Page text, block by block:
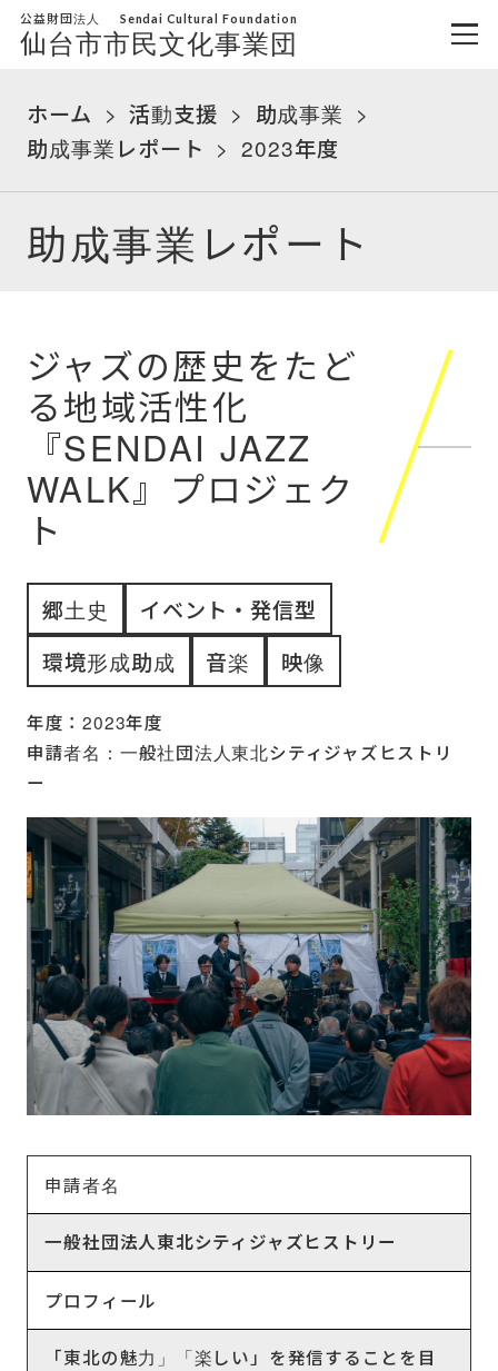
公益財団法人 Sendai Cultural Foundation
仙台市市民文化事業団
ホーム 活動支援
助成事業
助成事業レポート
2023年度
助成事業レポート
ジャズの歴史をたど
る地域活性化
『SENDAI JAZZ
WALK』プロジェク
ト
郷土史
イベント・発信型
環境形成助成
音楽 映像
年度：2023年度
申請者名：一般社団法人東北シティジャズヒストリ
ー
申請者名
一般社団法人東北シティジャズヒストリー
プロフィール
「東北の魅力」「楽しい」を発信することを目